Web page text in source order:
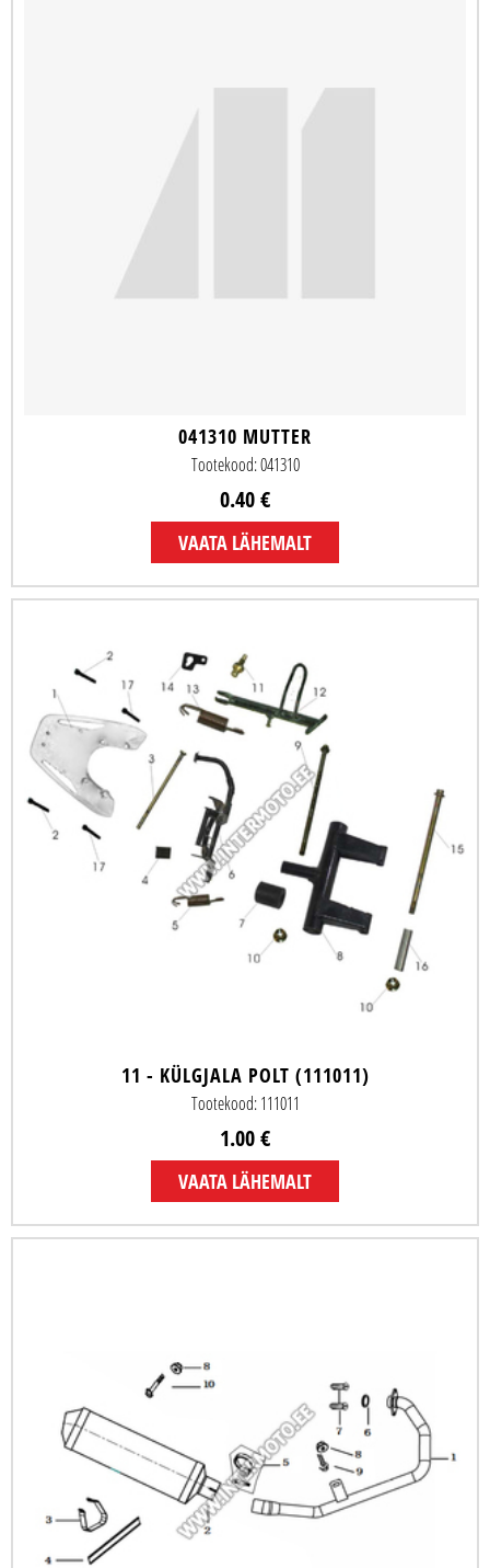
041310 MUTTER
Tootekood: 041310
0.40 €
VAATA LÄHEMALT
11 - KÜLGJALA POLT (111011)
Tootekood: 111011
1.00 €
VAATA LÄHEMALT